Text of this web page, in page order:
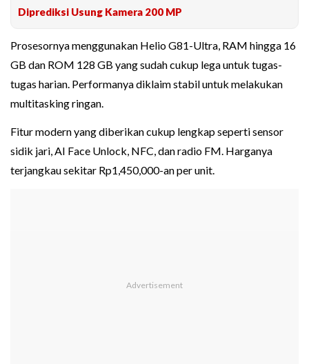
Diprediksi Usung Kamera 200 MP
Prosesornya menggunakan Helio G81-Ultra, RAM hingga 16
GB dan ROM 128 GB yang sudah cukup lega untuk tugas-
tugas harian. Performanya diklaim stabil untuk melakukan
multitasking ringan.
Fitur modern yang diberikan cukup lengkap seperti sensor
sidik jari, AI Face Unlock, NFC, dan radio FM. Harganya
terjangkau sekitar Rp1,450,000-an per unit.